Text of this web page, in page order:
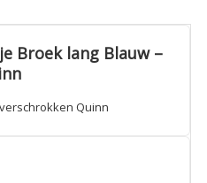
Broek lang Blauw –
Quinn